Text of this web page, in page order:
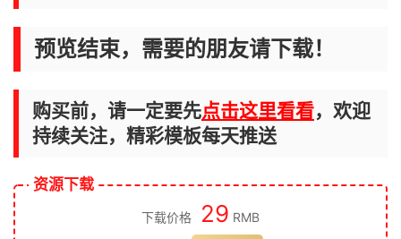
预览结束，需要的朋友请下载！
购买前，请一定要先点击这里看看，欢迎
持续关注，精彩模板每天推送
资源下载
下载价格 29 RMB